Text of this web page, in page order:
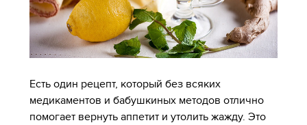
Есть один рецепт, который без всяких
медикаментов и бабушкиных методов отлично
помогает вернуть аппетит и утолить жажду. Это